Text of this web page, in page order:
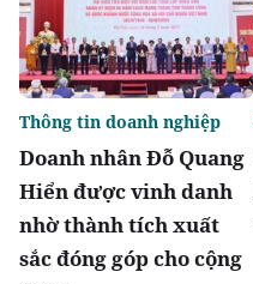
Doanh nhân Đỗ Quang
Hiển được vinh danh
nhờ thành tích xuất
sắc đóng góp cho cộng
Thông tin doanh nghiệp